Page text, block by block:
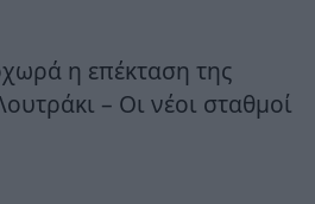
η επέκταση της
– Οι νέοι σταθμοί